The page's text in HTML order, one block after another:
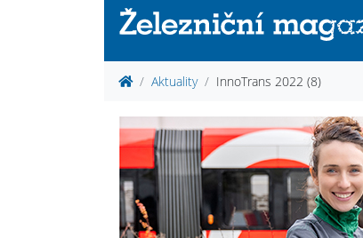
Aktuality InnoTrans 2022 (8)